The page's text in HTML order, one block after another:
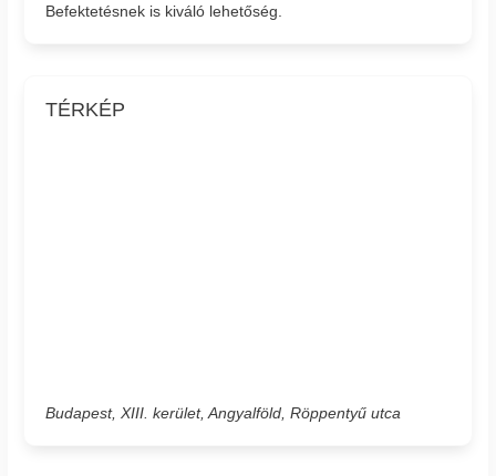
Befektetésnek is kiváló lehetőség.
TÉRKÉP
Budapest, XIII. kerület, Angyalföld, Röppentyű utca